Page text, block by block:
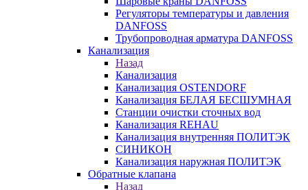
Регуляторы температуры и давления
DANFOSS
Трубопроводная арматура DANFOSS
Канализация
Назад
Канализация
Канализация OSTENDORF
Канализация БЕЛАЯ БЕСШУМНАЯ
Станции очистки сточных вод
Канализация REHAU
Канализация внутренняя ПОЛИТЭК
СИНИКОН
Канализация наружная ПОЛИТЭК
Обратные клапана
Назад